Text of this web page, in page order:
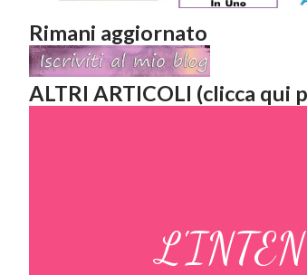
Rimani aggiornato
ALTRI ARTICOLI (clicca qui